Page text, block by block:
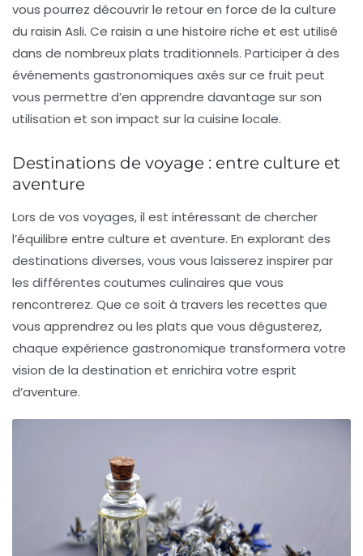
vous pourrez découvrir le retour en force de la culture
du raisin Asli. Ce raisin a une histoire riche et est utilisé
dans de nombreux plats traditionnels. Participer à des
événements gastronomiques axés sur ce fruit peut
vous permettre d’en apprendre davantage sur son
utilisation et son impact sur la cuisine locale.
Destinations de voyage : entre culture et
aventure
Lors de vos voyages, il est intéressant de chercher
l’équilibre entre culture et aventure. En explorant des
destinations diverses, vous vous laisserez inspirer par
les différentes coutumes culinaires que vous
rencontrerez. Que ce soit à travers les recettes que
vous apprendrez ou les plats que vous dégusterez,
chaque expérience gastronomique transformera votre
vision de la destination et enrichira votre esprit
d’aventure.